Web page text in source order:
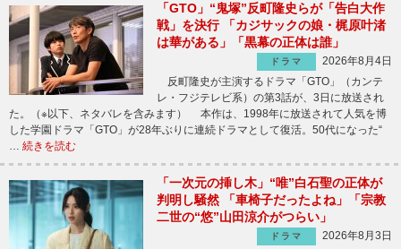
「GTO」“鬼塚”反町隆史らが「告白大作
戦」を決行 「カジサックの娘・梶原叶渚
は華がある」「黒幕の正体は誰」
ドラマ
2026年8月4日
反町隆史が主演するドラマ「GTO」（カンテ
レ・フジテレビ系）の第3話が、3日に放送され
た。（※以下、ネタバレを含みます） 本作は、1998年に放送されて人気を博
した学園ドラマ「GTO」が28年ぶりに連続ドラマとして復活。50代になった“
… 続きを読む
「一次元の挿し木」“唯”白石聖の正体が
判明し騒然 「車椅子だったよね」「宗教
二世の“悠”山田涼介がつらい」
ドラマ
2026年8月3日